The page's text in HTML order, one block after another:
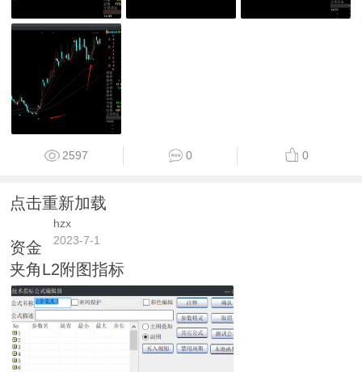
2597 0 0
点击重新加载
hzx
2023-7-1
资金
夹角L2附图指标